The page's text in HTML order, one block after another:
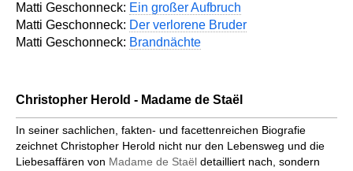
Matti Geschonneck: Ein großer Aufbruch
Matti Geschonneck: Der verlorene Bruder
Matti Geschonneck: Brandnächte
Christopher Herold - Madame de Staël
In seiner sachlichen, fakten- und facettenreichen Biografie
zeichnet Christopher Herold nicht nur den Lebensweg und die
Liebesaffären von Madame de Staël detailliert nach, sondern